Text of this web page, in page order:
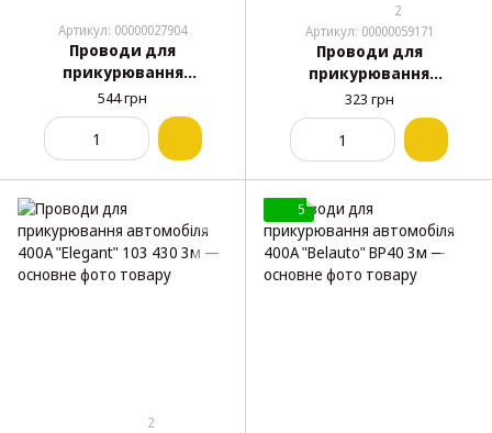
Артикул: 00000027904
Проводи для
прикурювання
автомобіля 300А
"Belauto" BP30 2.5м
544 грн
2
Артикул: 00000059171
Проводи для
прикурювання
автомобіля 300А
"Elegant" 103 330 3м
323 грн
2
5